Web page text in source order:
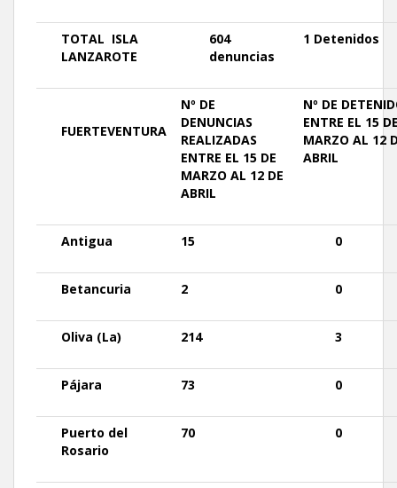
TOTAL ISLA
LANZAROTE
604
denuncias
1 Detenidos
FUERTEVENTURA
Nº DE
DENUNCIAS
REALIZADAS
ENTRE EL 15 DE
MARZO AL 12 DE
ABRIL
Nº DE
ENTRE EL 15
MARZO AL 12
ABRIL
Antigua 15 0
Betancuria 2 0
Oliva (La) 214 3
Pájara 73 0
Puerto del
Rosario
70 0